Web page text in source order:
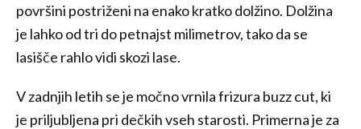
površini postriženi na enako kratko dolžino. Dolžina
je lahko od tri do petnajst milimetrov, tako da se
lasišče rahlo vidi skozi lase.
V zadnjih letih se je močno vrnila frizura buzz cut, ki
je priljubljena pri dečkih vseh starosti. Primerna je za